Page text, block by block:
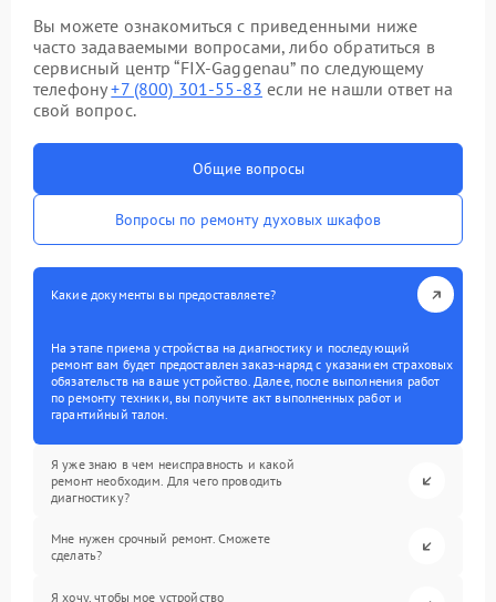
Вы можете ознакомиться с приведенными ниже
часто задаваемыми вопросами, либо обратиться в
сервисный центр “FIX-Gaggenau” по следующему
телефону+7 (800) 301-55-83 если не нашли ответ на
свой вопрос.
Общие вопросы
Вопросы по ремонту духовых шкафов
Какие документы вы предоставляете?
На этапе приема устройства на диагностику и последующий
ремонт вам будет предоставлен заказ-наряд с указанием страховых
обязательств на ваше устройство. Далее, после выполнения работ
по ремонту техники, вы получите акт выполненных работ и
гарантийный талон.
Я уже знаю в чем неисправность и какой
ремонт необходим. Для чего проводить
диагностику?
Мне нужен срочный ремонт. Сможете
сделать?
Я хочу, чтобы мое устройство